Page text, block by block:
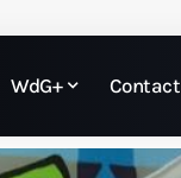
WdG+ Contact